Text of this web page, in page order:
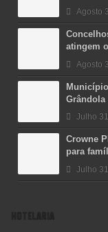
Agosto
atingem
Agosto
Grândola
Julho
Crowne
para
Julho
HOTELARIA